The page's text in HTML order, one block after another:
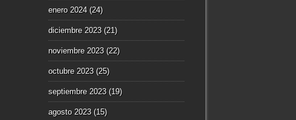
enero 2024(24)
diciembre 2023(21)
noviembre 2023(22)
octubre 2023(25)
septiembre 2023(19)
agosto 2023(15)